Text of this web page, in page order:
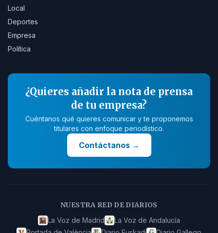
Local
Deportes
Empresa
Política
¿Quieres añadir la nota de prensa
de tu empresa?
Cuéntanos qué quieres comunicar y te proponemos
titulares con enfoque periodístico.
Contáctanos→
NUESTRA RED DE DIARIOS
La Voz de Madrid
La Voz de Andalucía